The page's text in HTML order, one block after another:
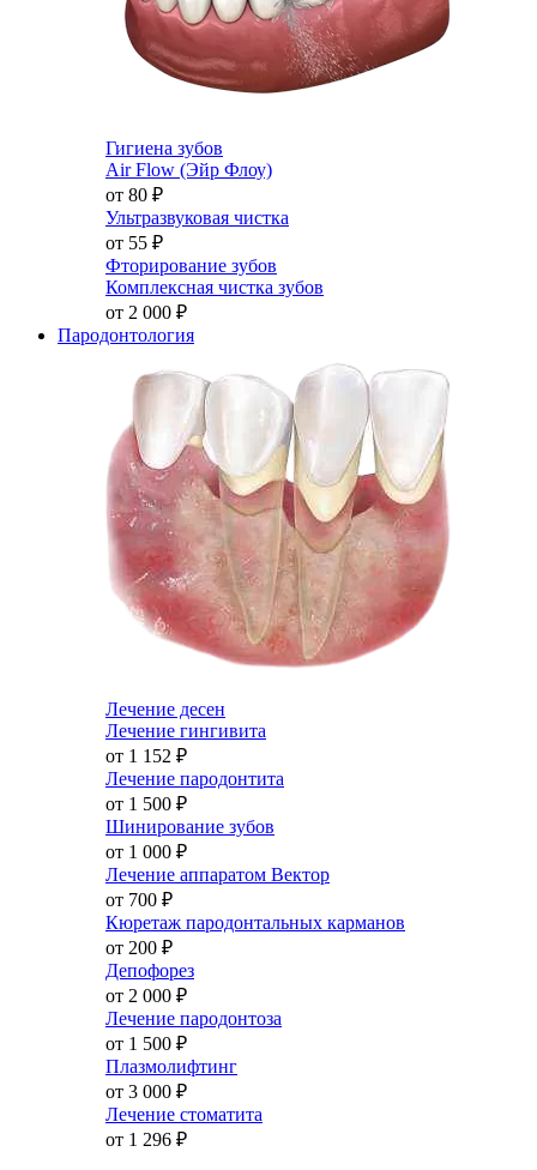
Гигиена зубов
Air Flow (Эйр Флоу)
от 80 ₽
Ультразвуковая чистка
от 55 ₽
Фторирование зубов
Комплексная чистка зубов
от 2 000 ₽
Пародонтология
Лечение десен
Лечение гингивита
от 1 152 ₽
Лечение пародонтита
от 1 500 ₽
Шинирование зубов
от 1 000 ₽
Лечение аппаратом Вектор
от 700 ₽
Кюретаж пародонтальных карманов
от 200 ₽
Депофорез
от 2 000 ₽
Лечение пародонтоза
от 1 500 ₽
Плазмолифтинг
от 3 000 ₽
Лечение стоматита
от 1 296 ₽